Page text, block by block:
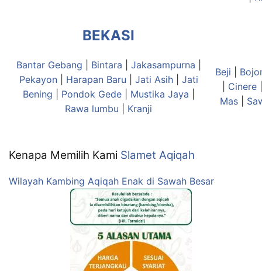
BEKASI
Bantar Gebang Bintara Jakasampurna
Pekayon| Harapan Baru Jati Asih| Jati
Bening
Pondok Gede| Mustika Jaya
Rawa lumbu
Kranji
Beji
Cinere
Mas|
Kenapa Memilih Kami Slamet Aqiqah
Wilayah Kambing Aqiqah Enak di Sawah Besar